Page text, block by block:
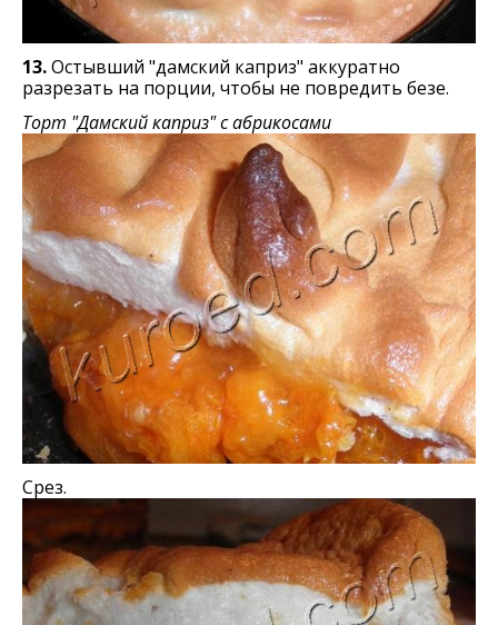
13.Остывший "дамский каприз" аккуратно
разрезать на порции, чтобы не повредить безе.
Торт "Дамский каприз" с абрикосами
Срез.